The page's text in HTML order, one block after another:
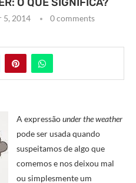
5, 2014 0 comments
A expressãounder the weather
pode ser usada quando
suspeitamos de algo que
comemos e nos deixou mal
ou simplesmente um